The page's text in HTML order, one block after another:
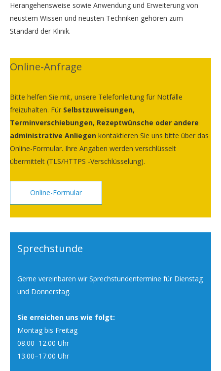
Herangehensweise sowie Anwendung und Erweiterung von
neustem Wissen und neusten Techniken gehören zum
Standard der Klinik.
Online-Anfrage
Bitte helfen Sie mit, unsere Telefonleitung für Notfälle
freizuhalten. Für Selbstzuweisungen,
Terminverschiebungen, Rezeptwünsche oder andere
administrative Anliegen kontaktieren Sie uns bitte über das
Online-Formular. Ihre Angaben werden verschlüsselt
übermittelt (TLS/HTTPS -Verschlüsselung).
Online-Formular
Sprechstunde
Gerne vereinbaren wir Sprechstundentermine für Dienstag
und Donnerstag.
Sie erreichen uns wie folgt:
Montag bis Freitag
08.00–12.00 Uhr
13.00–17.00 Uhr